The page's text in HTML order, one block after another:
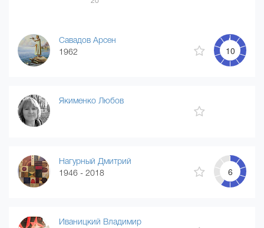
Савадов Арсен
1962
10
Якименко Любов
Нагурный Дмитрий
1946 - 2018
6
Иваницкий Владимир